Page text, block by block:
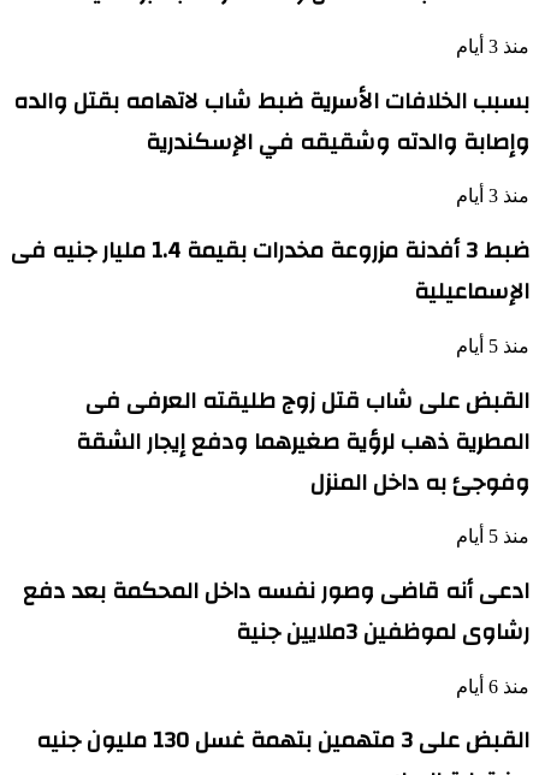
منذ 3 أيام
بسبب الخلافات الأسرية ضبط شاب لاتهامه بقتل والده
وإصابة والدته وشقيقه في الإسكندرية
منذ 3 أيام
ضبط 3 أفدنة مزروعة مخدرات بقيمة 1.4 مليار جنيه فى
الإسماعيلية
منذ 5 أيام
القبض على شاب قتل زوج طليقته العرفى فى
المطرية ذهب لرؤية صغيرهما ودفع إيجار الشقة
وفوجئ به داخل المنزل
منذ 5 أيام
ادعى أنه قاضى وصور نفسه داخل المحكمة بعد دفع
رشاوى لموظفين 3ملايين جنية
منذ 6 أيام
القبض على 3 متهمين بتهمة غسل 130 مليون جنيه